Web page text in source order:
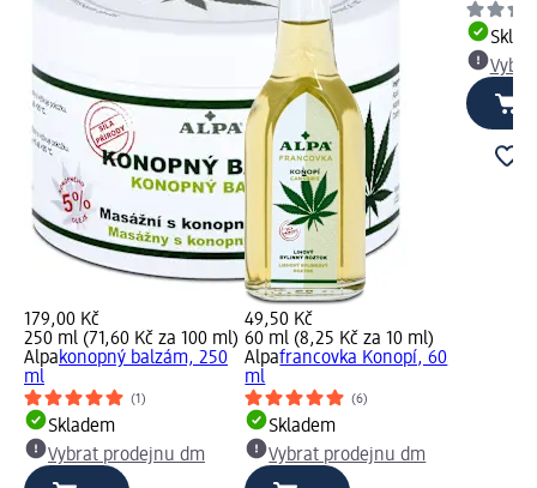
179,00 Kč
250 ml (71,60 Kč za 100 ml)
Alpakonopný balzám, 250
ml
(1)
Skladem
Vybrat prodejnu dm
49,50 Kč
60 ml (8,25 Kč za 10 ml)
Alpafrancovka Konopí, 60
ml
(6)
Skladem
Vybrat prodejnu dm